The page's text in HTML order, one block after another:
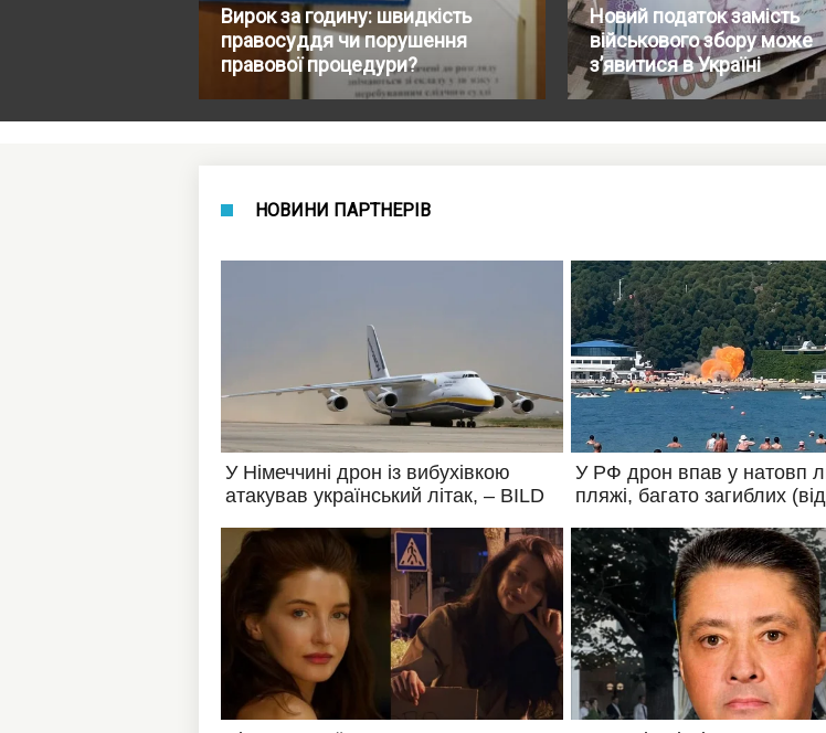
Вирок за годину: швидкість
правосуддя чи порушення
правової процедури?
Новий податок замість
військового збору може
з’явитися в Україні
НОВИНИ ПАРТНЕРІВ